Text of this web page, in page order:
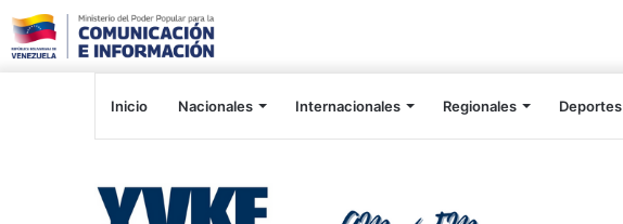
Inicio Nacionales Internacionales Regionales Deportes